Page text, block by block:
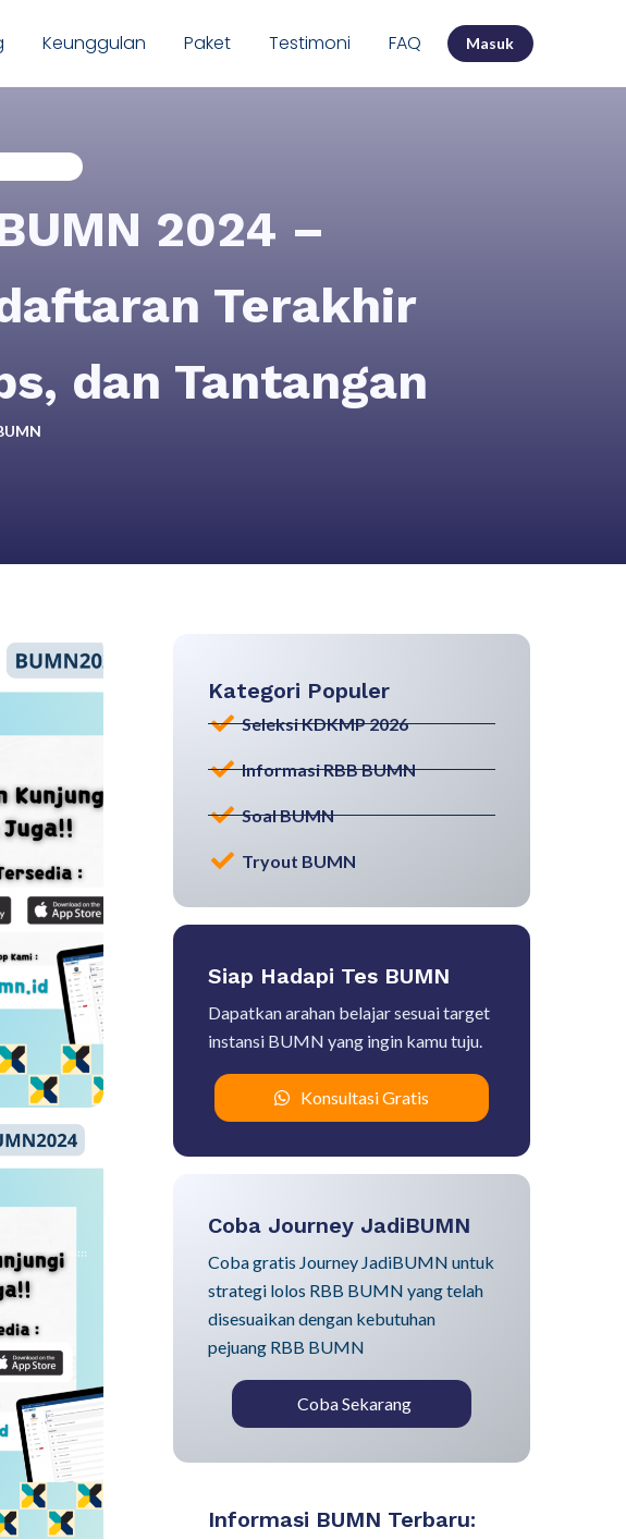
Keunggulan Paket Testimoni FAQ Masuk
2024 –
Terakhir
dan Tantangan
Kategori Populer
Seleksi KDKMP 2026
Informasi RBB BUMN
Soal BUMN
Tryout BUMN
Siap Hadapi Tes BUMN
Dapatkan arahan belajar sesuai target
instansi BUMN yang ingin kamu tuju.
Konsultasi Gratis
Coba Journey JadiBUMN
Coba gratis Journey JadiBUMN untuk
strategi lolos RBB BUMN yang telah
disesuaikan dengan kebutuhan
pejuang RBB BUMN
Coba Sekarang
Informasi BUMN Terbaru: